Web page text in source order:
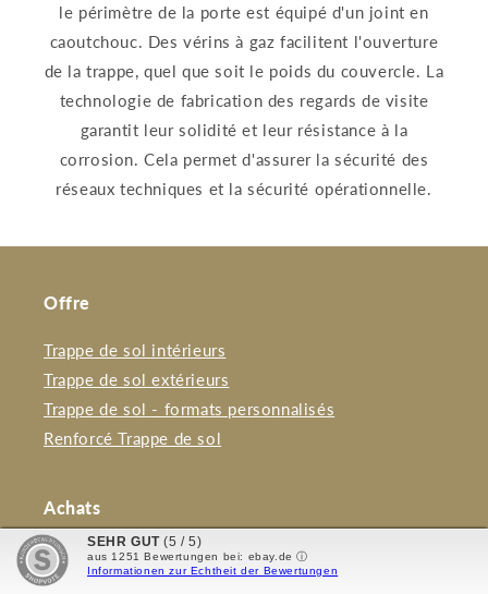
le périmètre de la porte est équipé d'un joint en
caoutchouc. Des vérins à gaz facilitent l'ouverture
de la trappe, quel que soit le poids du couvercle. La
technologie de fabrication des regards de visite
garantit leur solidité et leur résistance à la
corrosion. Cela permet d'assurer la sécurité des
réseaux techniques et la sécurité opérationnelle.
Offre
Trappe de sol intérieurs
Trappe de sol extérieurs
Trappe de sol - formats personnalisés
Renforcé Trappe de sol
Achats
Mon compte
Panier
SEHR GUT (5 / 5)
aus 1251 Bewertungen bei: ebay.de ⓘ
Informationen zur Echtheit der Bewertungen